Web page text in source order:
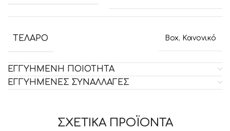
ΤΕΛΑΡΟ Box, Κανονικό
ΕΓΓΥΗΜΕΝΗ ΠΟΙΟΤΗΤΑ
ΕΓΓΥΗΜΕΝΕΣ ΣΥΝΑΛΛΑΓΕΣ
ΣΧΕΤΙΚΑ ΠΡΟΪΟΝΤΑ